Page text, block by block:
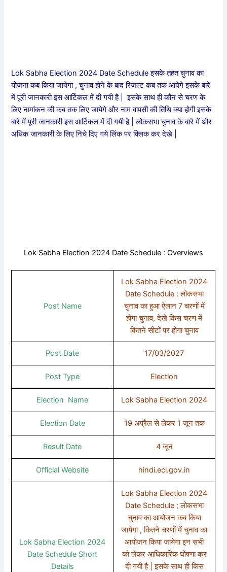
Lok Sabha Election 2024 Date Schedule इसके तहत चुनाव का
योजना कब किया जायेगा , चुनाव होने के बाद रिजल्ट कब तक आयेगे इसके बारे
में पूरी जानकारी इस आर्टिकल में दी गयी है | इसके साथ ही कौन से चरण के
लिए नामांकन की कब तक लिए जायेगे और नाम वापसी की तिथि क्या होगी इसके
बारे में पूरी जानकारी इस आर्टिकल में दी गयी है | लोकसभा चुनाव के बारे में और
अधिक जानकारी के लिए निचे दिए गये लिंक पर क्लिक कर देखे |
Lok Sabha Election 2024 Date Schedule : Overviews
Post Name
Lok Sabha Election 2024
Date Schedule : लोकसभा
चुनाव का हुआ ऐलान 7 चरणों में
होगा चुनाव, देखे किस चरण में
कितने सीटों पर होगा चुनाव
Post Date 17/03/2027
Post Type Election
Election Name Lok Sabha Election 2024
Election Date 19 अप्रैल से लेकर 1 जून तक
Result Date 4 जून
Official Website hindi.eci.gov.in
Lok Sabha Election 2024
Date Schedule Short
Details
Lok Sabha Election 2024
Date Schedule ; लोकसभा
चुनाव का आयोजन कब किया
जायेगा , कितने चरणों में चुनाव का
आयोजन किया जायेगा इन सभी
को लेकर आधिकारिक घोषणा कर
दी गयी है | इसके साथ ही किस